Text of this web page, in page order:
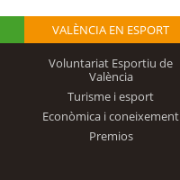
VALÈNCIA EN ESPORT
Voluntariat Esportiu de
València
Turisme i esport
Econòmica i coneixement
Premios